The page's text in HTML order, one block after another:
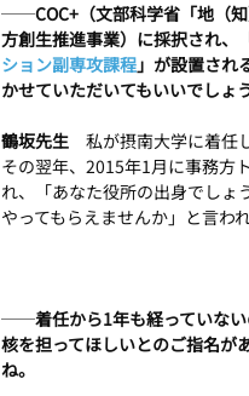
──COC+（文部科学省「地（
方創生推進事業）に採択され、
ション副専攻課程」が設置され
かせていただいてもいいでしょ
鶴坂先生 私が摂南大学に着任
その翌年、2015年1月に事務方
れ、「あなた役所の出身でしょ
やってもらえませんか」と言われ
──着任から1年も経っていな
核を担ってほしいとのご指名が
ね。